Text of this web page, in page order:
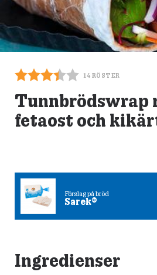
14 RÖSTER
Tunnbrödswrap
fetaost och
Förslag på bröd
Sarek®
Ingredienser